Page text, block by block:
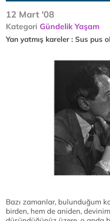
12 Mart '08
Kategori Gündelik Yaşam
Yan yatmış kareler : Sus pus
Bazı zamanlar, bulunduğum
birden, hem de aniden,